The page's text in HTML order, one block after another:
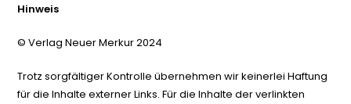
Hinweis
© Verlag Neuer Merkur 2024
Trotz sorgfältiger Kontrolle übernehmen wir keinerlei Haftung
für die Inhalte externer Links. Für die Inhalte der verlinkten